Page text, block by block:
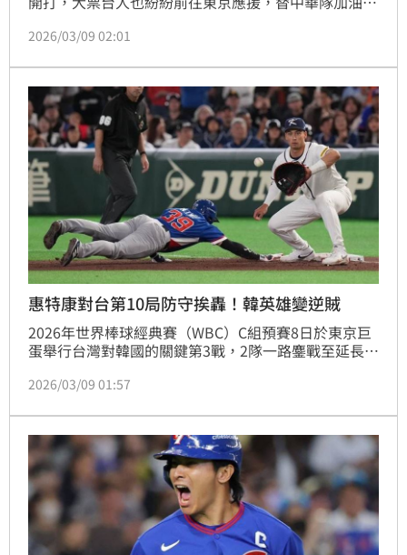
露，有泡泡浴店的老闆向他表示，台人1個月前就將最
戰嗎」。
2026/03/09 02:01
惠特康對台第10局防守挨轟！韓英雄變逆賊
2026年世界棒球經典賽（WBC）C組預賽8日於東京巨
蛋舉行台灣對韓國的關鍵第3戰，2隊一路鏖戰至延長
員惠特康（Shay Whitcomb）與瓊斯（Jermaine
中華隊擠回關鍵超前分，「英雄變逆賊」。
2026/03/09 01:57